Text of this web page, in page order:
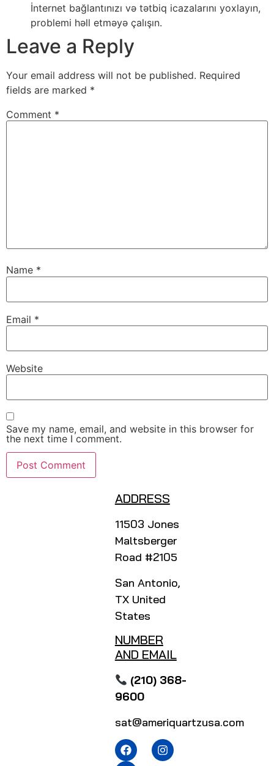
İnternet bağlantınızı və tətbiq icazalarını yoxlayın,
problemi həll etməyə çalışın.
Leave a Reply
Your email address will not be published. Required
fields are marked *
Comment *
Name *
Email *
Website
Save my name, email, and website in this browser for
the next time I comment.
ADDRESS
11503 Jones
Maltsberger
Road #2105
San Antonio,
TX United
States
NUMBER
AND EMAIL
(210) 368-
9600
sat@ameriquartzusa.com